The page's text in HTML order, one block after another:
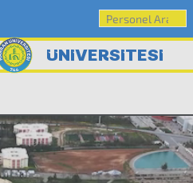
ÜNİVERSİTESİ